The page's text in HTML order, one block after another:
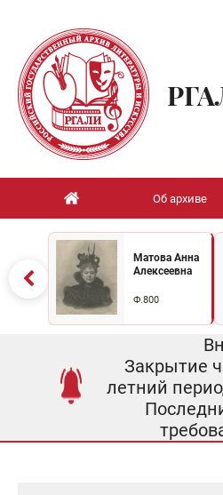
Об архиве
Матова Анна
Алексеевна
Ф.800
Закрытие
летний